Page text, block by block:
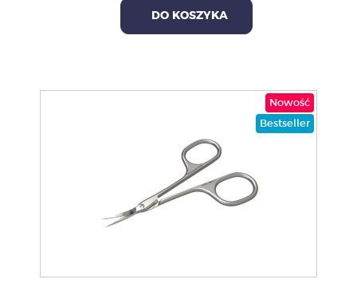
DO KOSZYKA
Nowość
Bestseller